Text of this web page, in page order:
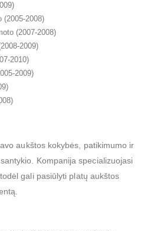
(2005-2008)
(2007-2008)
2009)
2010)
2009)
aukštos kokybės, patikimumo ir
Kompanija specializuojasi
gali pasiūlyti platų aukštos